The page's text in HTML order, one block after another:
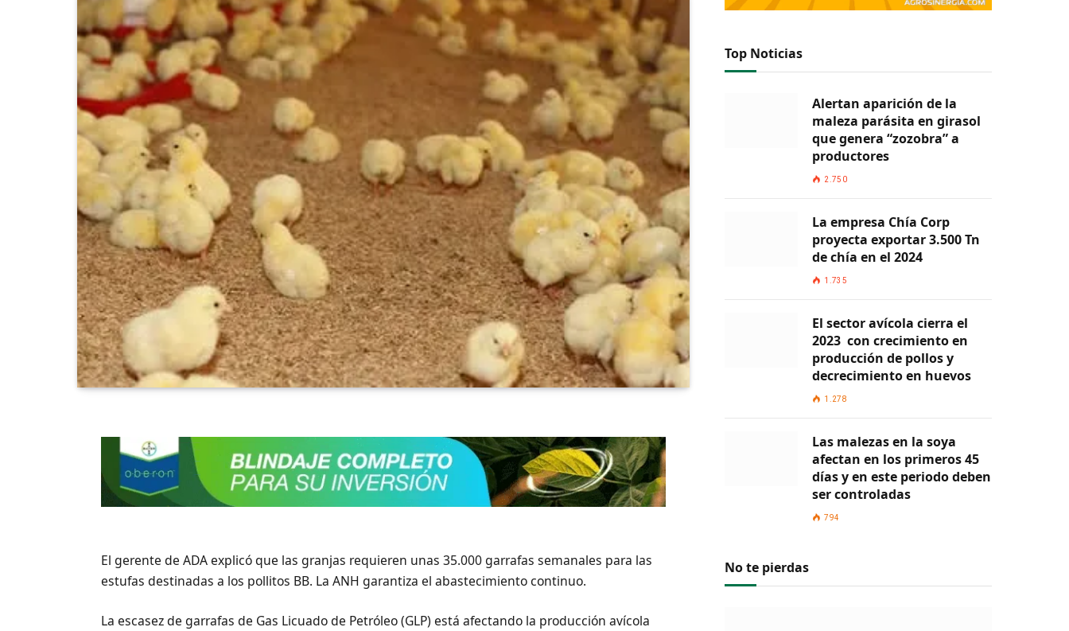
El gerente de ADA explicó que las granjas requieren unas 35.000 garrafas semanales para las
estufas destinadas a los pollitos BB. La ANH garantiza el abastecimiento continuo.
La escasez de garrafas de Gas Licuado de Petróleo (GLP) está afectando la producción avícola
Top Noticias
Alertan aparición de la
maleza parásita en girasol
que genera “zozobra” a
productores
2.750
La empresa Chía Corp
proyecta exportar 3.500 Tn
de chía en el 2024
1.735
El sector avícola cierra el
2023 con crecimiento en
producción de pollos y
decrecimiento en huevos
1.278
Las malezas en la soya
afectan en los primeros 45
días y en este periodo deben
ser controladas
794
No te pierdas